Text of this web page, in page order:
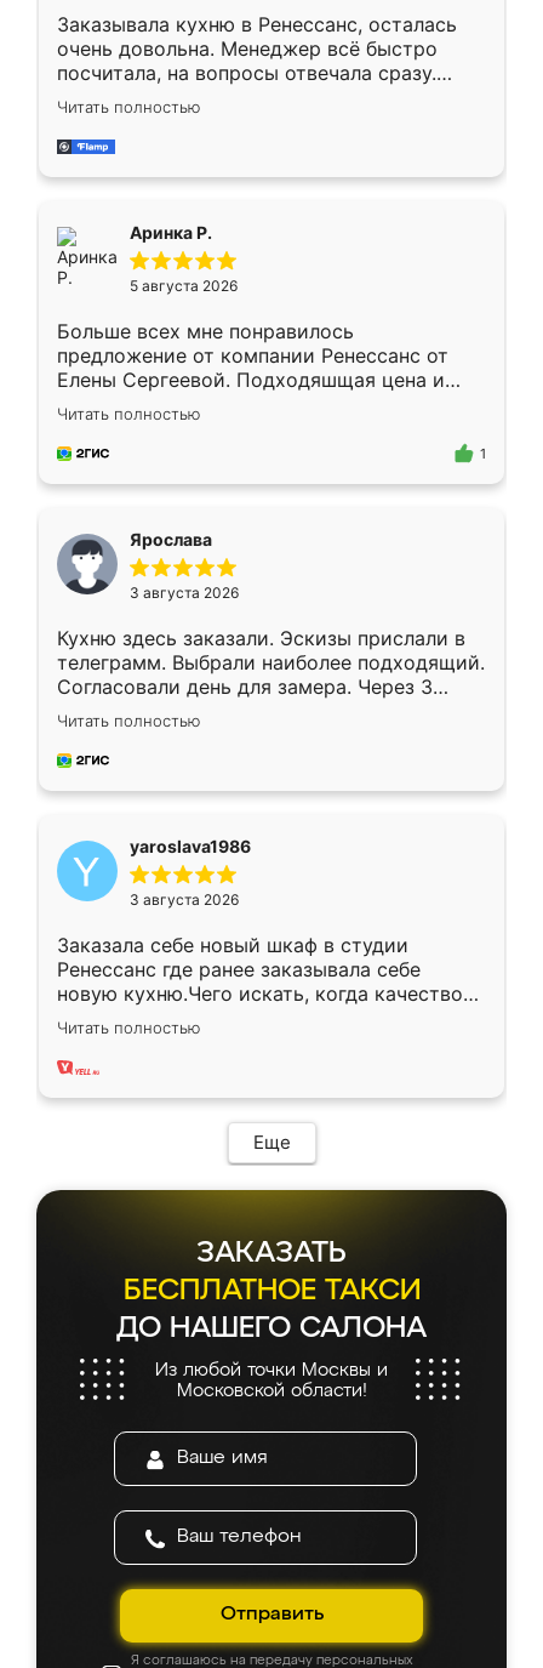
Заказывала кухню в Ренессанс, осталась
очень довольна. Менеджер всё быстро
посчитала, на вопросы отвечала сразу.
Замерщик приехал в субботу, подошёл к
делу со всей ответственностью. Собрали
за день, ребята работали аккуратно, даже
Читать полностью
Аринка Р.
5 августа 2026
Больше всех мне понравилось
предложение от компании Ренессанс от
Елены Сергеевой. Подходяшщая цена и
короткие сроки изготовления. Приехавший
для замера сотрудник Владислав
предложил по моему эскизу самый
Читать полностью
1
Ярослава
3 августа 2026
Кухню здесь заказали. Эскизы прислали в
телеграмм. Выбрали наиболее подходящий.
Согласовали день для замера. Через 3
недели кухня была уже готова. Остались
довольны работой. Спасибо Ренессанс
мебель за качественную работу!
Читать полностью
yaroslava1986
3 августа 2026
Заказала себе новый шкаф в студии
Ренессанс где ранее заказывала себе
новую кухню.Чего искать, когда качеством
вполне довольна. Служит кухня уже почти
два года, нареканий нет.
Читать полностью
Еще
ЗАКАЗАТЬ
БЕСПЛАТНОЕ ТАКСИ
ДО НАШЕГО САЛОНА
Из любой точки Москвы и
Московской области!
Отправить
Я соглашаюсь на передачу персональных